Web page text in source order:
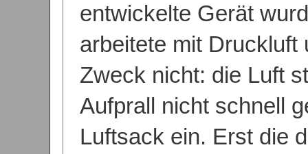
entwickelte Gerät
arbeitete mit Druckluft
Zweck nicht: die Luft
Aufprall nicht schnell
Luftsack ein. Erst die